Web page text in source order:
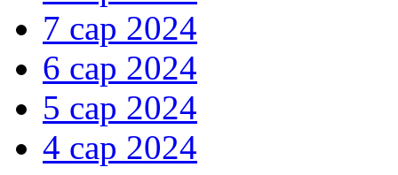
7 сар 2024
6 сар 2024
5 сар 2024
4 сар 2024